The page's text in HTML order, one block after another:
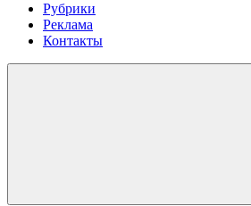
Рубрики
Реклама
Контакты